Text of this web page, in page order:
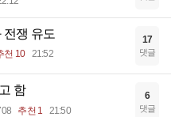
전쟁 유도
천 10 21:52
17
댓글
함
추천 1 21:50
6
댓글